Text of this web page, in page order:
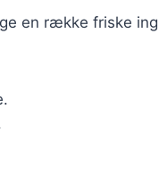
en række friske